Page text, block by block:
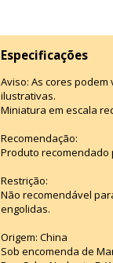
Especificações
Aviso: As cores
ilustrativas.
Miniatura em escala
Recomendação:
Produto recomendado
Restrição:
Não recomendável
engolidas.
Origem: China
Sob encomenda de